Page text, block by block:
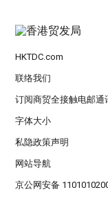
HKTDC.com
联络我们
订阅商贸全接触电邮通
字体大小
私隐政策声明
网站导航
京公网安备